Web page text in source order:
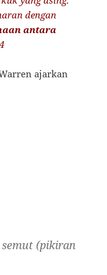
dengan
antara
ajarkan
(pikiran